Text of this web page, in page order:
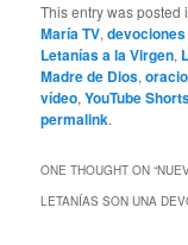
This entry was posted
María TV,
Letanías a la Virgen,
Madre de Dios,
vídeo,YouTube
permalink.
ONE THOUGHT ON “
LETANÍAS SON UNA